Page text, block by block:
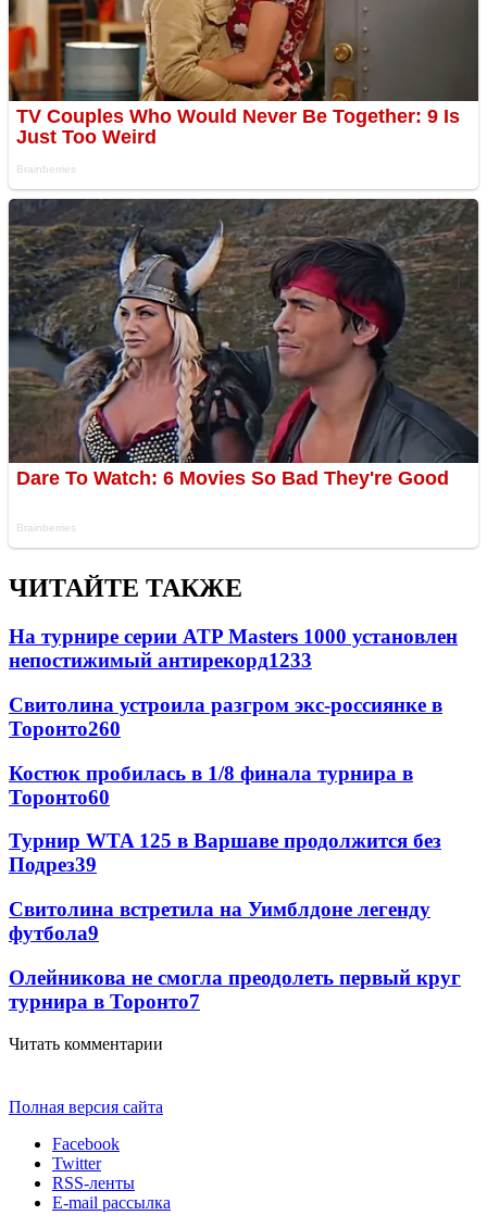
ЧИТАЙТЕ ТАКЖЕ
На турнире серии ATP Masters 1000 установлен
непостижимый антирекорд1233
Свитолина устроила разгром экс-россиянке в
Торонто260
Костюк пробилась в 1/8 финала турнира в
Торонто60
Турнир WTA 125 в Варшаве продолжится без
Подрез39
Свитолина встретила на Уимблдоне легенду
футбола9
Олейникова не смогла преодолеть первый круг
турнира в Торонто7
Читать комментарии
Полная версия сайта
Facebook
Twitter
RSS-ленты
E-mail рассылка